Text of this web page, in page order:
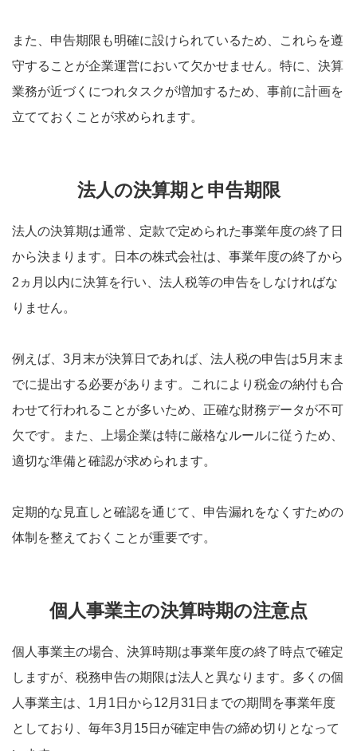
また、申告期限も明確に設けられているため、これらを遵
守することが企業運営において欠かせません。特に、決算
業務が近づくにつれタスクが増加するため、事前に計画を
立てておくことが求められます。
法人の決算期と申告期限
法人の決算期は通常、定款で定められた事業年度の終了日
から決まります。日本の株式会社は、事業年度の終了から
2ヵ月以内に決算を行い、法人税等の申告をしなければな
りません。
例えば、3月末が決算日であれば、法人税の申告は5月末ま
でに提出する必要があります。これにより税金の納付も合
わせて行われることが多いため、正確な財務データが不可
欠です。また、上場企業は特に厳格なルールに従うため、
適切な準備と確認が求められます。
定期的な見直しと確認を通じて、申告漏れをなくすための
体制を整えておくことが重要です。
個人事業主の決算時期の注意点
個人事業主の場合、決算時期は事業年度の終了時点で確定
しますが、税務申告の期限は法人と異なります。多くの個
人事業主は、1月1日から12月31日までの期間を事業年度
としており、毎年3月15日が確定申告の締め切りとなって